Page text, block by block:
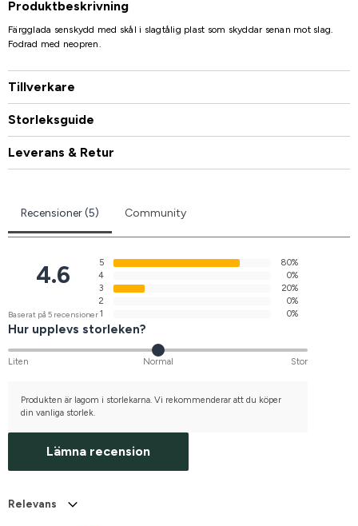
Produktbeskrivning
Färgglada senskydd med skål i slagtålig plast som skyddar senan mot slag.
Fodrad med neopren.
Tillverkare
Storleksguide
Leverans & Retur
Recensioner (5) Community
4.6
Baserat på 5 recensioner
5
80%
4
0%
3
20%
2
0%
1
0%
Hur upplevs storleken?
Liten Normal Stor
Produkten är lagom i storlekarna. Vi rekommenderar att du köper
din vanliga storlek.
Lämna recension
Relevans